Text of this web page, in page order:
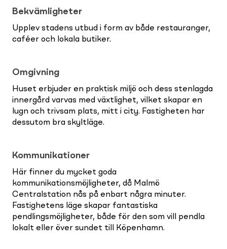
Bekvämligheter
Upplev stadens utbud i form av både restauranger,
caféer och lokala butiker.
Omgivning
Huset erbjuder en praktisk miljö och dess stenlagda
innergård varvas med växtlighet, vilket skapar en
lugn och trivsam plats, mitt i city. Fastigheten har
dessutom bra skyltläge.
Kommunikationer
Här finner du mycket goda
kommunikationsmöjligheter, då Malmö
Centralstation nås på enbart några minuter.
Fastighetens läge skapar fantastiska
pendlingsmöjligheter, både för den som vill pendla
lokalt eller över sundet till Köpenhamn.